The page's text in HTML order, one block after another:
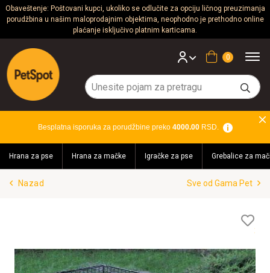
Obaveštenje: Poštovani kupci, ukoliko se odlučite za opciju ličnog preuzimanja
porudžbina u našim maloprodajnim objektima, neophodno je prethodno online
plaćanje isključivo platnim karticama.
Psi
Mačke
Glodari
Akvaristika
Teraristika
Brendovi
Akcija!
Korpa
Besplatna isporuka za porudžbine preko 4000.00RSD.
Hrana za pse Hrana za mačke Igračke za pse Grebalice za
Nazad Sve od Gama Pet